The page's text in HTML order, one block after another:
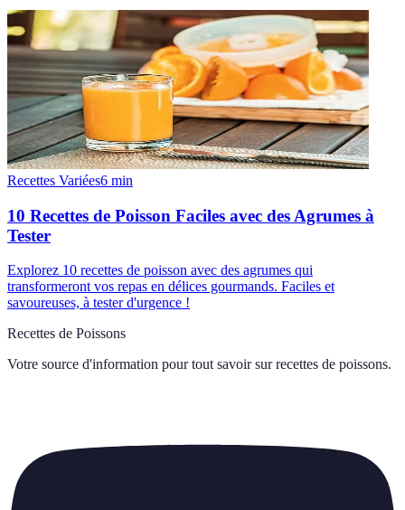
Recettes Variées6 min
10 Recettes de Poisson Faciles avec des Agrumes à
Tester
Explorez 10 recettes de poisson avec des agrumes qui
transformeront vos repas en délices gourmands. Faciles et
savoureuses, à tester d'urgence !
Recettes de Poissons
Votre source d'information pour tout savoir sur recettes de poissons.